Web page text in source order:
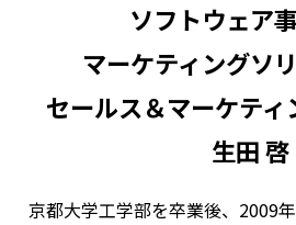
ソフトウェア
マーケティングソ
セールス＆マーケティ
生田 啓
京都大学工学部を卒業後、2009